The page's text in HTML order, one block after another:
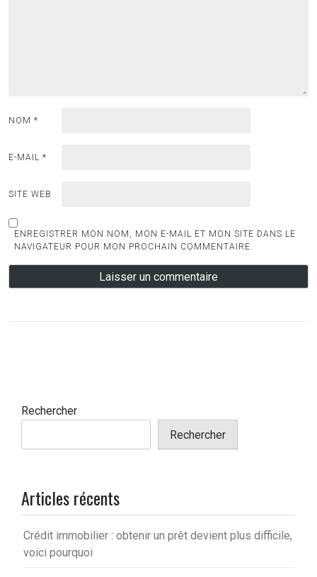
NOM *
E-MAIL *
SITE WEB
ENREGISTRER MON NOM, MON E-MAIL ET MON SITE DANS LE
NAVIGATEUR POUR MON PROCHAIN COMMENTAIRE.
Rechercher
Rechercher
Articles récents
Crédit immobilier : obtenir un prêt devient plus difficile,
voici pourquoi